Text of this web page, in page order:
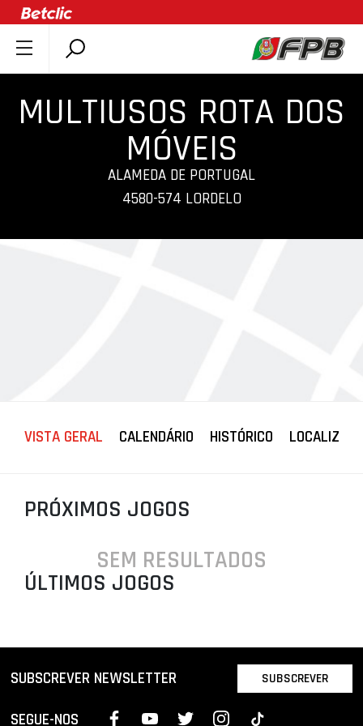
SOBRE A FPB
DOCUMENTOS
COMPETIÇÕES
ASSOCIAÇÕES
AGENTES
LIGA BETCLIC FEMININA
MULTIUSOS ROTA DOS
MÓVEIS
ALAMEDA DE PORTUGAL
4580-574 LORDELO
VISTA GERAL CALENDÁRIO HISTÓRICO
PRÓXIMOS JOGOS
SEM RESULTADOS
ÚLTIMOS JOGOS
SUBSCREVER NEWSLETTER SUBSCREVER
SEGUE-NOS